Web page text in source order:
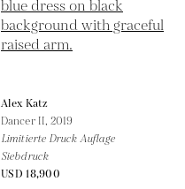
Alex Katz
Dancer II,2019
Limitierte Druck Auflage
Siebdruck
USD 18,900